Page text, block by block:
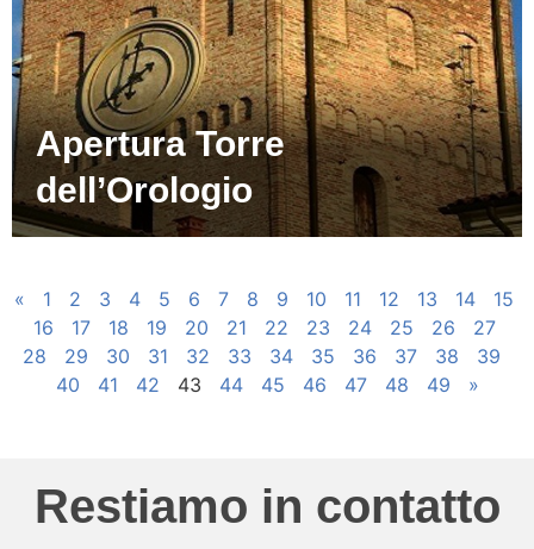
Apertura Torre
dell’Orologio
« 1 2 3 4 5 6 7 8 9 10 11 12 13 14
15
16
17 18 19 20 21 22 23 24 25 26
27
28
29 30 31 32 33 34 35 36 37 38
39
40
41 42 43 44 45 46 47 48 49 »
Restiamo in contatto